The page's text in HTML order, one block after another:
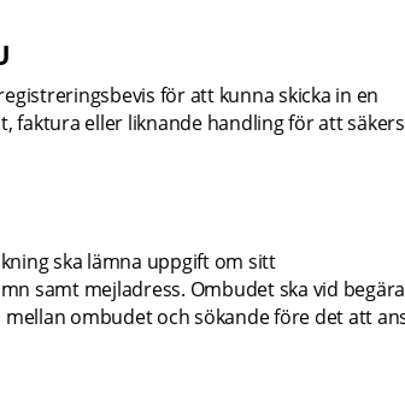
för att kunna skicka in en
faktura eller liknande handling för att
ska lämna uppgift om sitt
samt mejladress. Ombudet ska vid
ombudet och sökande före det att